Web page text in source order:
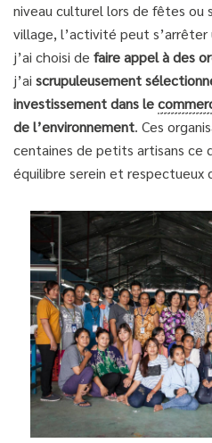
niveau culturel lors de fêtes ou
village, l’activité peut s’arrêter
j’ai choisi de faire appel à des
j’ai scrupuleusement
investissement dans le
de l’environnement. Ces
centaines de petits artisans ce
équilibre serein et respectueux